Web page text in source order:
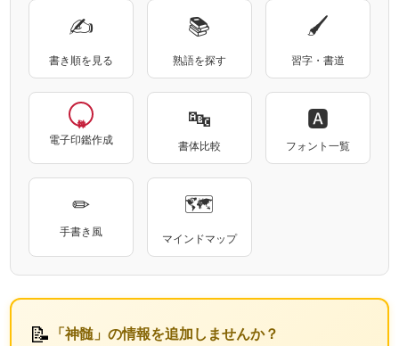
✍
書き順を見る
📚
熟語を探す
🖌
習字・書道
電子印鑑作成
🔤
書体比較
🅰
フォント一覧
✏
手書き風
🗺
マインドマップ
📝 「神髄」の情報を追加しませんか？